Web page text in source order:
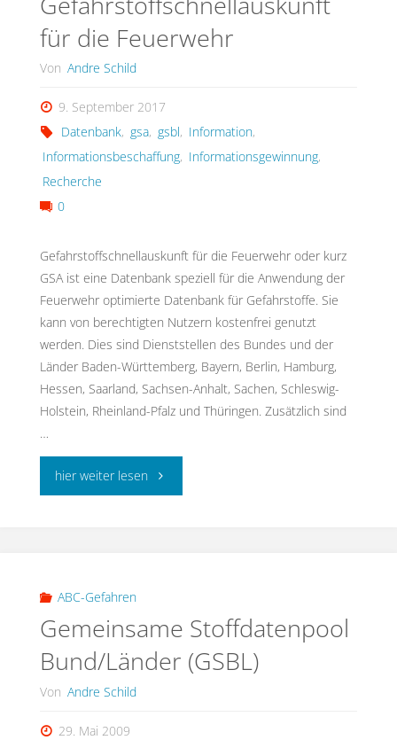
für die Feuerwehr
Von Andre Schild
9. September 2017
Datenbank, gsa, gsbl, Information,
Informationsbeschaffung, Informationsgewinnung,
Recherche
0
Gefahrstoffschnellauskunft für die Feuerwehr oder kurz
GSA ist eine Datenbank speziell für die Anwendung der
Feuerwehr optimierte Datenbank für Gefahrstoffe. Sie
kann von berechtigten Nutzern kostenfrei genutzt
werden. Dies sind Dienststellen des Bundes und der
Länder Baden-Württemberg, Bayern, Berlin, Hamburg,
Hessen, Saarland, Sachsen-Anhalt, Sachen, Schleswig-
Holstein, Rheinland-Pfalz und Thüringen. Zusätzlich sind
hier weiter lesen"Gefahrstoffschnellauskunft
ABC-Gefahren
Gemeinsame Stoffdatenpool
Bund/Länder (GSBL)
Von Andre Schild
29. Mai 2009